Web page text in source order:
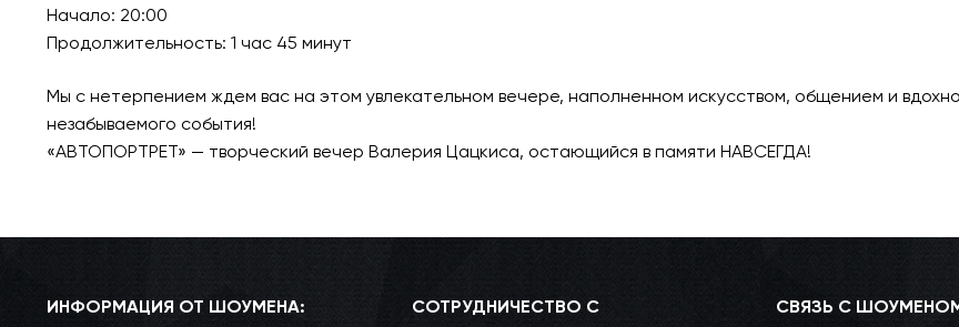
Начало: 20:00
Продолжительность: 1 час 45 минут
Мы с нетерпением ждем вас на этом увлекательном вечере, наполненном искусством, общением и
незабываемого события!
«АВТОПОРТРЕТ» — творческий вечер Валерия Цацкиса, остающийся в памяти НАВСЕГДА!
ИНФОРМАЦИЯ ОТ ШОУМЕНА:
СОТРУДНИЧЕСТВО С
СВЯЗЬ С